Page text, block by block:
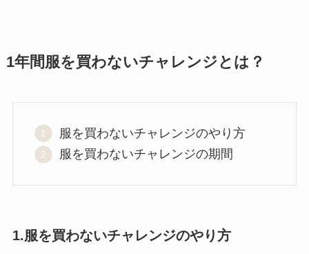
1年間服を買わないチャレンジとは？
服を買わないチャレンジのやり方
服を買わないチャレンジの期間
1.服を買わないチャレンジのやり方